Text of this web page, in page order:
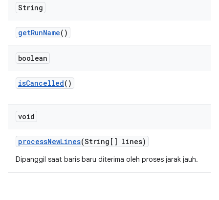
String
getRunName()
boolean
isCancelled()
void
processNewLines(String[] lines)
Dipanggil saat baris baru diterima oleh proses jarak jauh.